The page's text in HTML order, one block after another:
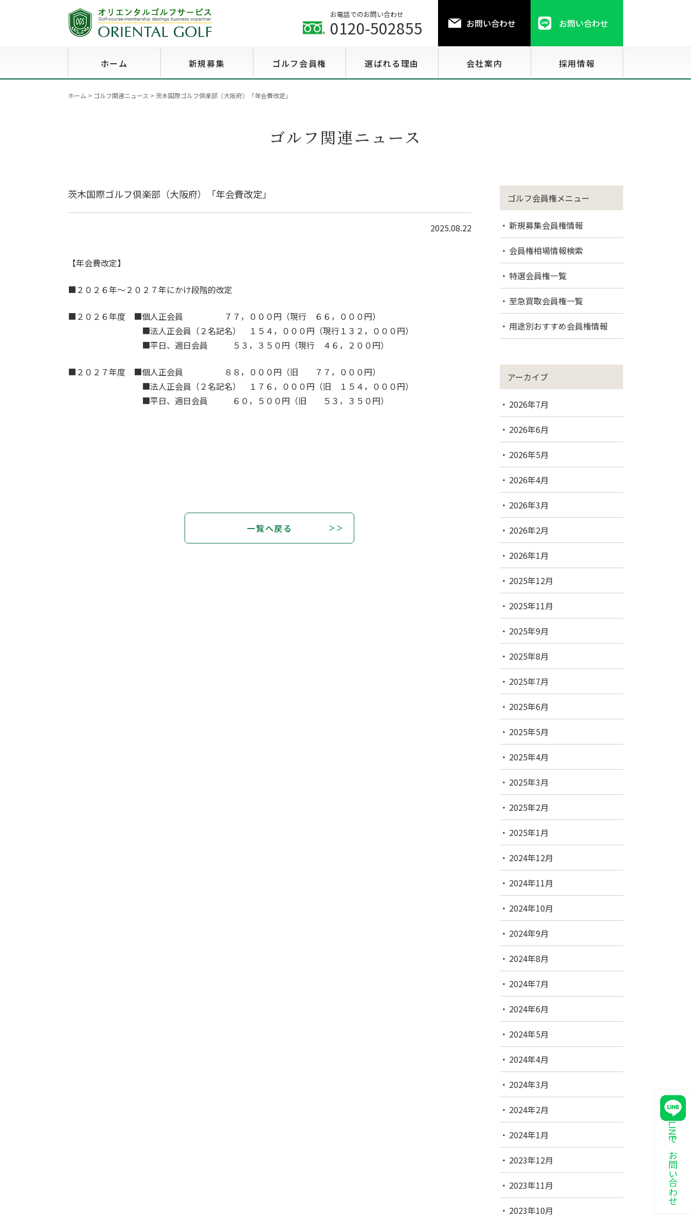
お電話でのお問い合わせ
0120-502855 お問い合わせ お問い合わせ
ホーム 新規募集 ゴルフ会員権
ゴルフ会員権相場情報
至急買い会員権情報
選ばれる理由 会社案内 採用情報
LINEでお問い合わせ
ホーム > ゴルフ関連ニュース > 茨木国際ゴルフ倶楽部（大阪府）「年会費改定」
ゴルフ関連ニュース
茨木国際ゴルフ倶楽部（大阪府）「年会費改定」
2025.08.22
【年会費改定】
■２０２６年～２０２７年にかけ段階的改定
■２０２６年度 ■個人正会員 ７７，０００円（現行 ６６，０００円）
■法人正会員（２名記名） １５４，０００円（現行１３２，０００円）
■平日、週日会員 ５３，３５０円（現行 ４６，２００円）
■２０２７年度 ■個人正会員 ８８，０００円（旧 ７７，０００円）
■法人正会員（２名記名） １７６，０００円（旧 １５４，０００円）
■平日、週日会員 ６０，５００円（旧 ５３，３５０円）
一覧へ戻る
ゴルフ会員権メニュー
新規募集会員権情報
会員権相場情報検索
特選会員権一覧
至急買取会員権一覧
用途別おすすめ会員権情報
アーカイブ
2026年7月
2026年6月
2026年5月
2026年4月
2026年3月
2026年2月
2026年1月
2025年12月
2025年11月
2025年9月
2025年8月
2025年7月
2025年6月
2025年5月
2025年4月
2025年3月
2025年2月
2025年1月
2024年12月
2024年11月
2024年10月
2024年9月
2024年8月
2024年7月
2024年6月
2024年5月
2024年4月
2024年3月
2024年2月
2024年1月
2023年12月
2023年11月
2023年10月